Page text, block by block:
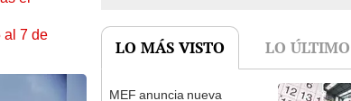
7 de
LO MÁS VISTO
propuesta para trasladar